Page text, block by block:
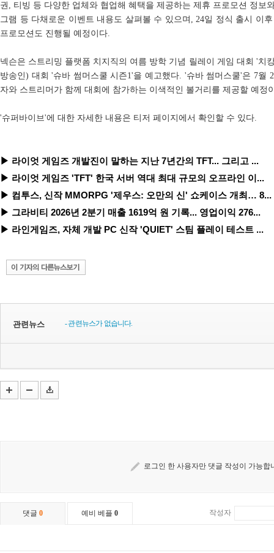
권, 티빙 등 다양한 업체와 협업해 혜택을 제공하는 제휴 프로모션 정보
그램 등 다채로운 이벤트 내용도 살펴볼 수 있으며, 24일 정식 출시 이
프로모션도 진행될 예정이다.
넥슨은 스트리밍 플랫폼 치지직의 여름 방학 기념 릴레이 게임 대회 '치
방송인) 대회 '슈바 썸머스쿨 시즌1'을 예고했다. '슈바 썸머스쿨'은 7월
자와 스트리머가 함께 대회에 참가하는 이색적인 볼거리를 제공할 예정
'슈퍼바이브'에 대한 자세한 내용은 티저 페이지에서 확인할 수 있다.
▶ 라이엇 게임즈 개발진이 말하는 지난 7년간의 TFT... 그리고 ...
▶ 라이엇 게임즈 'TFT' 한국 서버 역대 최대 규모의 오프라인 이...
▶ 컴투스, 신작 MMORPG '제우스: 오만의 신' 쇼케이스 개최… 8...
▶ 그라비티 2026년 2분기 매출 1619억 원 기록... 영업이익 276...
▶ 라인게임즈, 자체 개발 PC 신작 'QUIET' 스팀 플레이 테스트 ...
관련뉴스 - 관련뉴스가 없습니다.